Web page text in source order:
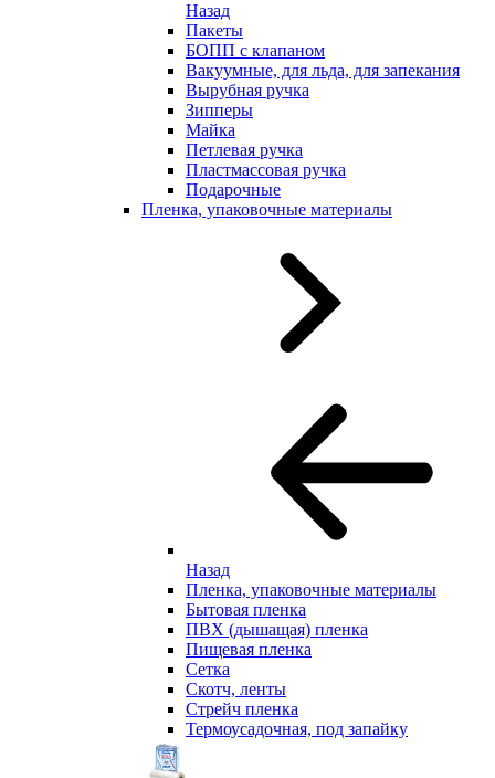
Назад
Пакеты
БОПП с клапаном
Вакуумные, для льда, для запекания
Вырубная ручка
Зипперы
Майка
Петлевая ручка
Пластмассовая ручка
Подарочные
Пленка, упаковочные материалы
Назад
Пленка, упаковочные материалы
Бытовая пленка
ПВХ (дышащая) пленка
Пищевая пленка
Сетка
Скотч, ленты
Стрейч пленка
Термоусадочная, под запайку